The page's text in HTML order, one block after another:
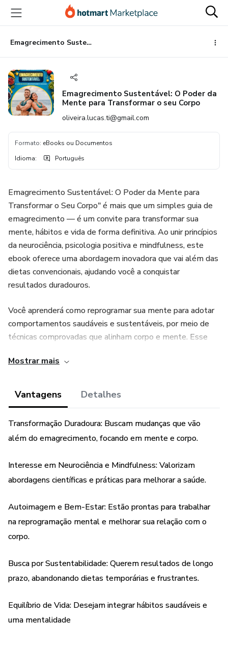
para
conteúdo
principal
para
pagamento
para
rodapé
Emagrecimento Sustentável: O Poder da Mente para Transformar o seu Corpo
Emagrecimento Sustentável: O Poder da
Mente para Transformar o seu Corpo
oliveira.lucas.ti@gmail.com
Formato: eBooks ou Documentos
Idioma: Português
Emagrecimento Sustentável: O Poder da Mente para
Transformar o Seu Corpo" é mais que um simples guia de
emagrecimento — é um convite para transformar sua
mente, hábitos e vida de forma definitiva. Ao unir princípios
da neurociência, psicologia positiva e mindfulness, este
ebook oferece uma abordagem inovadora que vai além das
dietas convencionais, ajudando você a conquistar
resultados duradouros.
Você aprenderá como reprogramar sua mente para adotar
comportamentos saudáveis e sustentáveis, por meio de
técnicas comprovadas que alinham corpo e mente. Esse
vê e como age em relação à sua saúde. Ao focar na
crenças que sabotam seu progresso, criando uma versão
No livro, você vai descobrir como usar os Níveis
Neurológicos para trabalhar cada aspecto do seu
sólida para mudanças consistentes. Você não só perde
peso, mas também muda sua relação com a comida,
forma natural.
Além de insights valiosos, o ebook oferece exercícios
guiam passo a passo uma verdadeira transformação
mental e física, libertando você das frustrações de dietas
Emagrecimento Sustentável não é apenas sobre mudar o
que você come, mas sobre mudar como pensa, age e
Mostrar mais
Vantagens Detalhes
Transformação Duradoura: Buscam mudanças que vão
além do emagrecimento, focando em mente e corpo.
Interesse em Neurociência e Mindfulness: Valorizam
abordagens científicas e práticas para melhorar a saúde.
Autoimagem e Bem-Estar: Estão prontas para trabalhar
na reprogramação mental e melhorar sua relação com o
corpo.
Busca por Sustentabilidade: Querem resultados de longo
prazo, abandonando dietas temporárias e frustrantes.
Equilíbrio de Vida: Desejam integrar hábitos saudáveis e
uma mentalidade